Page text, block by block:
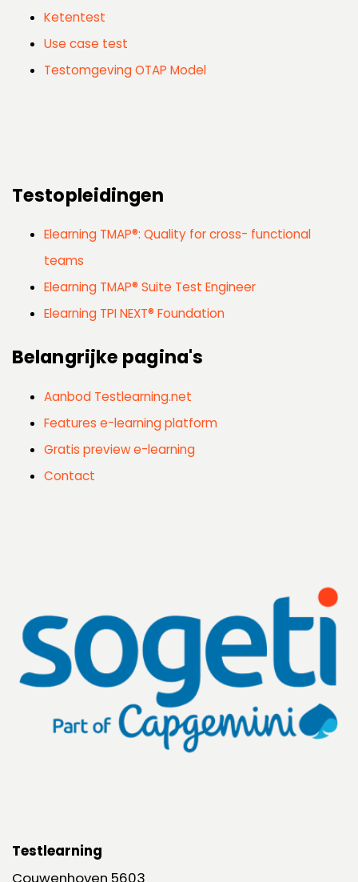
Ketentest
Use case test
Testomgeving OTAP Model
Testopleidingen
Elearning TMAP®: Quality for cross- functional
teams
Elearning TMAP® Suite Test Engineer
Elearning TPI NEXT® Foundation
Belangrijke pagina's
Aanbod Testlearning.net
Features e-learning platform
Gratis preview e-learning
Contact
Testlearning
Couwenhoven 5603